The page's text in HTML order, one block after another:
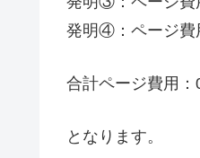
発明④：ページ費
合計ページ費用：
となります。